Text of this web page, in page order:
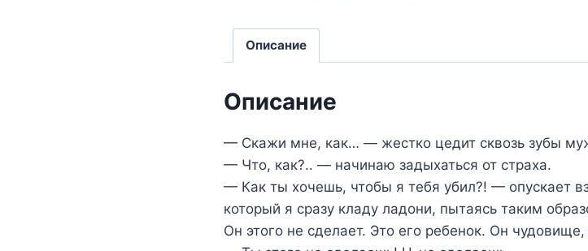
Описание
Описание
— Скажи мне, как… — жестко цедит сквозь зубы
— Что, как?.. — начинаю задыхаться от страха.
— Как ты хочешь, чтобы я тебя убил?! — опускает
который я сразу кладу ладони, пытаясь таким
Он этого не сделает. Это его ребенок. Он